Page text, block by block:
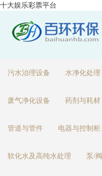
十大娱乐彩票平台
污水治理设备 水净化处理
废气净化设备 药剂与耗材
管道与管件 电器与控制柜
软化水及高纯水处理 泵/阀